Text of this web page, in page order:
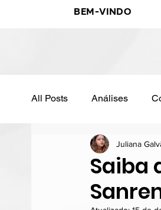
Bem-vindo
All Posts Análises
Sanremo Televisão
Saiba
Juliana